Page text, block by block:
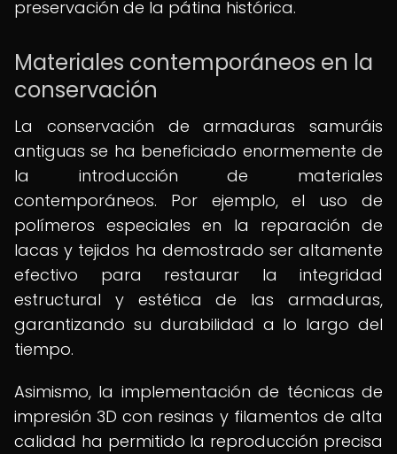
preservación de la pátina histórica.
Materiales contemporáneos en la
conservación
La conservación de armaduras samuráis
antiguas se ha beneficiado enormemente de
la introducción de materiales
contemporáneos. Por ejemplo, el uso de
polímeros especiales en la reparación de
lacas y tejidos ha demostrado ser altamente
efectivo para restaurar la integridad
estructural y estética de las armaduras,
garantizando su durabilidad a lo largo del
tiempo.
Asimismo, la implementación de técnicas de
impresión 3D con resinas y filamentos de alta
calidad ha permitido la reproducción precisa